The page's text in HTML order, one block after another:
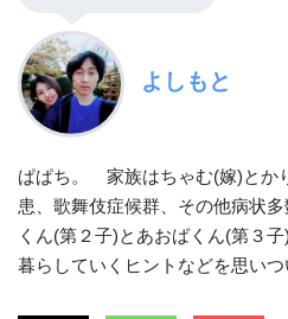
よしもと
ぱぱち。 家族はちゃむ(嫁)とか
患、歌舞伎症候群、その他病状
くん(第２子)とあおばくん(第３
暮らしていくヒントなどを思いつ